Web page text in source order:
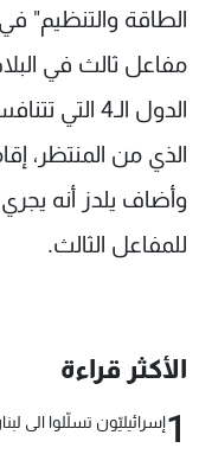
الطاقة والتنظيم"
مفاعل ثالث في
الدول الـ4
الذي من المنتظر،
وأضاف يلدز أنه
للمفاعل الثالث.
الأكثر قراءة
1إسرائيليّون تسلّلوا الى